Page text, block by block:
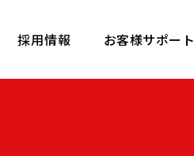
採用情報 お客様サポート